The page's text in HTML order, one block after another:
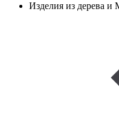
Изделия из дерева